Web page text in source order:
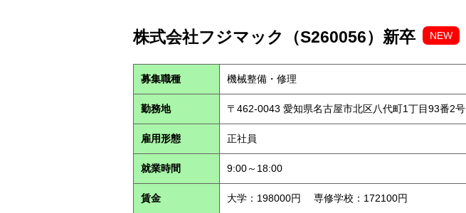
株式会社フジマック（S260056）新卒 NEW
募集職種 機械整備・修理
勤務地 〒462-0043 愛知県名古屋市北区八代町1丁目93番2号
雇用形態 正社員
就業時間 9:00～18:00
賃金 大学：198000円 専修学校：172100円